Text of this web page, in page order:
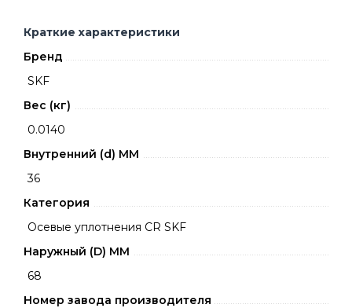
Краткие характеристики
Бренд
SKF
Вес (кг)
0.0140
Внутренний (d) ММ
36
Категория
Осевые уплотнения CR SKF
Наружный (D) ММ
68
Номер завода производителя